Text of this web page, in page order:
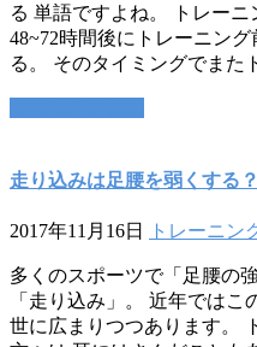
る 単語ですよね。 トレーニ
48~72時間後にトレーニン
る。 そのタイミングでま
走り込みは足腰を弱くする？
2017年11月16日 トレーニン
多くのスポーツで「足腰の
「走り込み」。 近年では
世に広まりつつあります。